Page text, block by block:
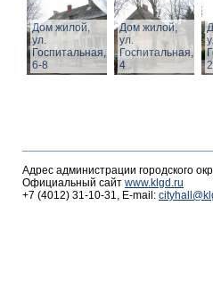
Дом жилой,
ул.
Госпитальная,
6-8
Дом жилой,
ул.
Госпитальная,
4
2
Адрес администрации городского
Официальный сайт www.klgd.ru
+7 (4012) 31-10-31, E-mail: